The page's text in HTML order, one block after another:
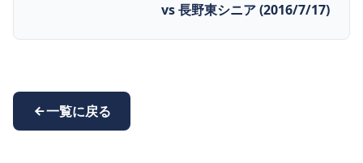
vs 長野東シニア (2016/7/17)
一覧に戻る